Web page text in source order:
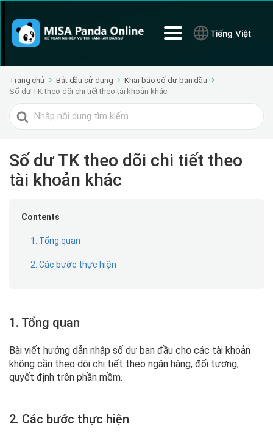
Tiếng Việt
Trang chủ Bắt đầu sử dụng
Khai báo số dư ban đầu
Số dư TK theo dõi chi tiết theo tài khoản khác
Tìm
kiếm
Số dư TK theo dõi chi tiết theo
tài khoản khác
Contents
1. Tổng quan
2. Các bước thực hiện
1. Tổng quan
Bài viết hướng dẫn nhập số dư ban đầu cho các tài khoản
không cần theo dõi chi tiết theo ngân hàng, đối tượng,
quyết định trên phần mềm.
2. Các bước thực hiện